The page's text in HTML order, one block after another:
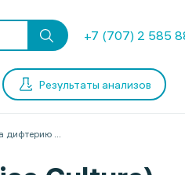
+7 (707) 2 585
Результаты анализов
дифтерию ...